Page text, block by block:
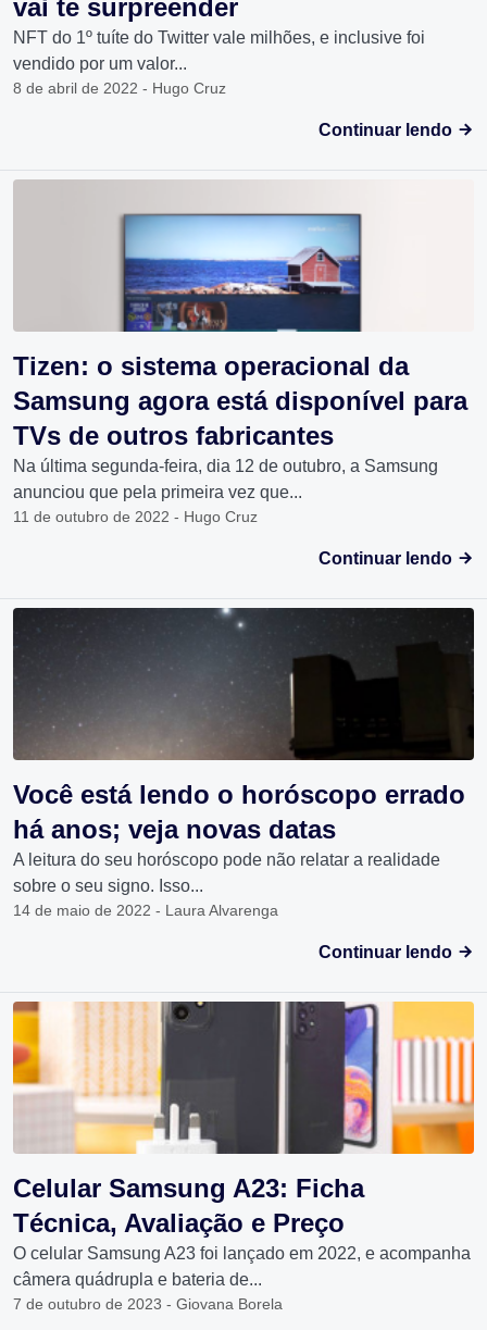
vai te surpreender
NFT do 1º tuíte do Twitter vale milhões, e inclusive foi
vendido por um valor...
8 de abril de 2022 - Hugo Cruz
Continuar lendo
Tizen: o sistema operacional da
Samsung agora está disponível para
TVs de outros fabricantes
Na última segunda-feira, dia 12 de outubro, a Samsung
anunciou que pela primeira vez que...
11 de outubro de 2022 - Hugo Cruz
Continuar lendo
Você está lendo o horóscopo errado
há anos; veja novas datas
A leitura do seu horóscopo pode não relatar a realidade
sobre o seu signo. Isso...
14 de maio de 2022 - Laura Alvarenga
Continuar lendo
Celular Samsung A23: Ficha
Técnica, Avaliação e Preço
O celular Samsung A23 foi lançado em 2022, e acompanha
câmera quádrupla e bateria de...
7 de outubro de 2023 - Giovana Borela